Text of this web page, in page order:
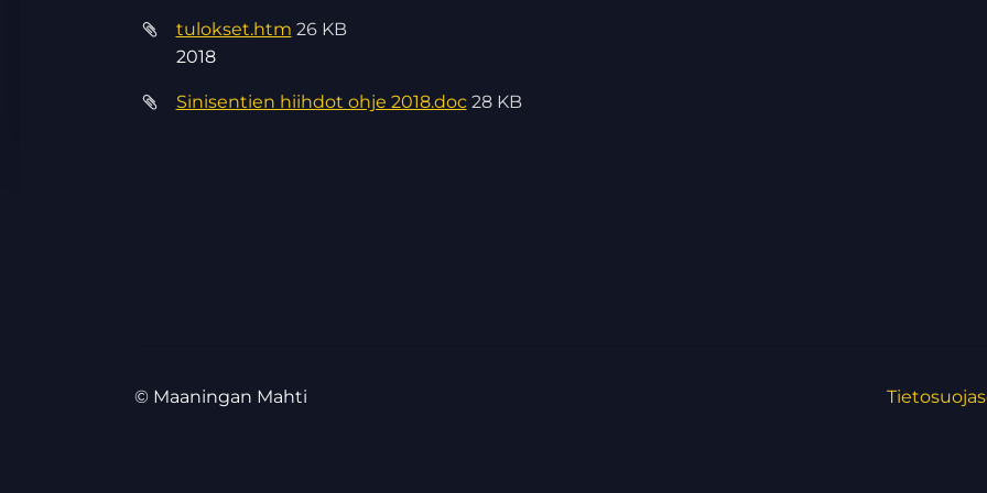
tulokset.htm 26 KB
2018
Sinisentien hiihdot ohje 2018.doc 28 KB
© Maaningan Mahti